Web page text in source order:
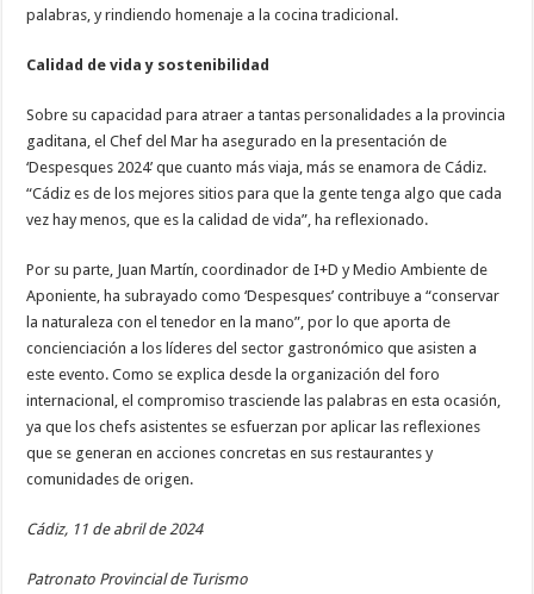
palabras, y rindiendo homenaje a la cocina tradicional.
Calidad de vida y sostenibilidad
Sobre su capacidad para atraer a tantas personalidades a la provincia
gaditana, el Chef del Mar ha asegurado en la presentación de
‘Despesques 2024’ que cuanto más viaja, más se enamora de Cádiz.
“Cádiz es de los mejores sitios para que la gente tenga algo que cada
vez hay menos, que es la calidad de vida”, ha reflexionado.
Por su parte, Juan Martín, coordinador de I+D y Medio Ambiente de
Aponiente, ha subrayado como ‘Despesques’ contribuye a “conservar
la naturaleza con el tenedor en la mano”, por lo que aporta de
concienciación a los líderes del sector gastronómico que asisten a
este evento. Como se explica desde la organización del foro
internacional, el compromiso trasciende las palabras en esta ocasión,
ya que los chefs asistentes se esfuerzan por aplicar las reflexiones
que se generan en acciones concretas en sus restaurantes y
comunidades de origen.
Cádiz, 11 de abril de 2024
Patronato Provincial de Turismo